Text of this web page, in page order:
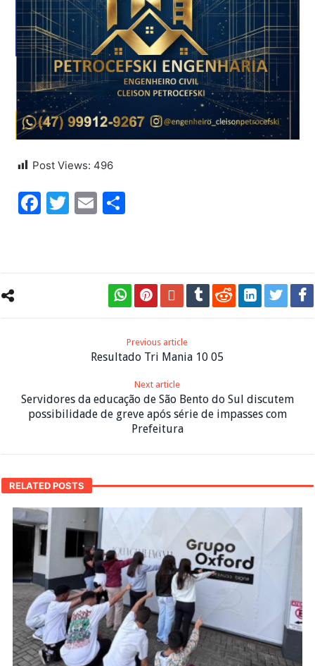
Post Views: 496
Facebook
Twitter
Email
Previous article
Resultado Tri Mania 10 05
Next article
Servidores da educação de São Bento do Sul discutem
possibilidade de greve após série de impasses com
Prefeitura
RELATED POSTS